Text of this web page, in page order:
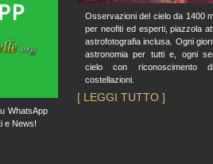
WhatsApp
e News!
Osservazioni del cielo da 1400
per neofiti ed esperti, piazzola
astrofotografia inclusa. Ogni
astronomia per tutti e, ogni
cielo con riconoscimento
costellazioni.
[ LEGGI TUTTO ]